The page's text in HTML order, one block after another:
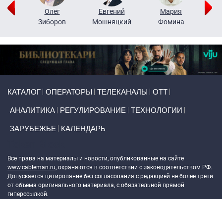
Олег
Зиборов
Евгений
Мошняцкий
Мария
Фомина
КАТАЛОГ ОПЕРАТОРЫ ТЕЛЕКАНАЛЫ ОТТ
АНАЛИТИКА РЕГУЛИРОВАНИЕ ТЕХНОЛОГИИ
ЗАРУБЕЖЬЕ КАЛЕНДАРЬ
Все права на материалы и новости, опубликованные на сайте
www.cableman.ru, охраняются в соответствии с законодательством РФ.
Допускается цитирование без согласования с редакцией не более трети
от объема оригинального материала, с обязательной прямой
гиперссылкой.